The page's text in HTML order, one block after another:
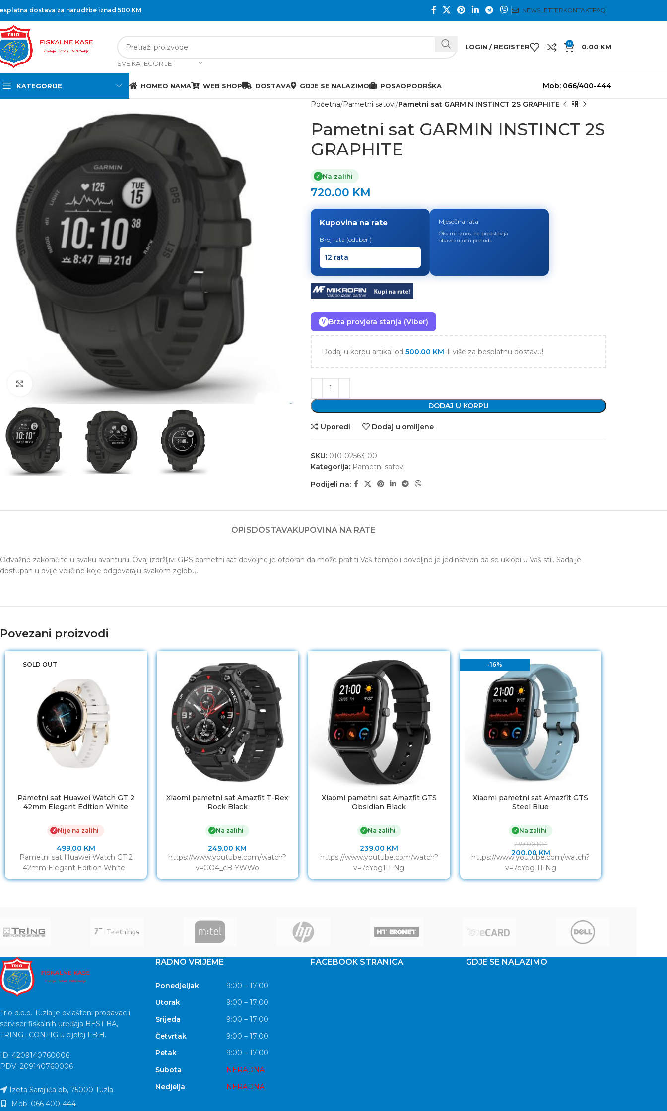
dostava za narudžbe iznad 500 KM NEWSLETTERKONTAKTFAQ
SVE KATEGORIJE
LOGIN / REGISTER 0 0.00 KM
KATEGORIJE HOMEO NAMA WEB SHOP DOSTAVA GDJE SE NALAZIMO POSAOPODRŠKA Mob: 066/400-444
Početna Pametni satovi Pametni sat GARMIN INSTINCT 2S GRAPHITE
Pametni sat GARMIN INSTINCT 2S
GRAPHITE
✓ Na zalihi
720.00 KM
Kupovina na rate
Broj rata (odaberi)
Mjesečna rata
Okvirni iznos, ne predstavlja
obavezujuću ponudu.
V Brza provjera stanja (Viber)
Dodaj u korpu artikal od 500.00 KM ili više za besplatnu dostavu!
DODAJ U KORPU
Uporedi Dodaj u omiljene
SKU: 010-02563-00
Kategorija: Pametni satovi
Podijeli na:
OPISDOSTAVAKUPOVINA NA RATE
Odvažno zakoračite u svaku avanturu. Ovaj izdržljivi GPS pametni sat dovoljno je otporan da može pratiti Vaš tempo i dovoljno je jedinstven da se uklopi u Vaš stil. Sada je
dostupan u dvije veličine koje odgovaraju svakom zglobu.
Povezani proizvodi
SOLD OUT
Pametni sat Huawei Watch GT 2
42mm Elegant Edition White
✗ Nije na zalihi
499.00 KM
Pametni sat Huawei Watch GT 2
42mm Elegant Edition White
Xiaomi pametni sat Amazfit T-Rex
Rock Black
✓ Na zalihi
249.00 KM
https://www.youtube.com/watch?
v=GO4_cB-YWWo
Xiaomi pametni sat Amazfit GTS
Obsidian Black
✓ Na zalihi
239.00 KM
https://www.youtube.com/watch?
v=7eYpg1I1-Ng
-16%
Xiaomi pametni sat Amazfit GTS
Steel Blue
✓ Na zalihi
239.00KM
200.00 KM
https://www.youtube.com/watch?
v=7eYpg1I1-Ng
Trio d.o.o. Tuzla je ovlašteni prodavac i
serviser fiskalnih uređaja BEST BA,
TRING i CONFIG u cijeloj FBiH.
ID: 4209140760006
PDV: 209140760006
Izeta Sarajlića bb, 75000 Tuzla
Mob: 066 400-444
RADNO VRIJEME
Ponedjeljak
9:00 – 17:00
Utorak
9:00 – 17:00
Srijeda
9:00 – 17:00
Četvrtak
9:00 – 17:00
Petak
9:00 – 17:00
Subota
NERADNA
Nedjelja
NERADNA
FACEBOOK STRANICA GDJE SE NALAZIMO